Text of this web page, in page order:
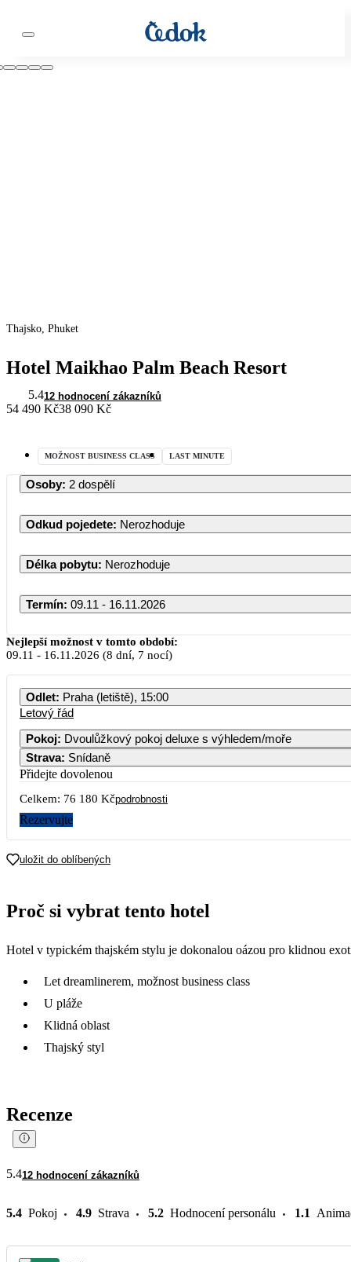
Thajsko, Phuket
Hotel Maikhao Palm Beach Resort
5.412 hodnocení zákazníků
54 490 Kč38 090 Kč
MOŽNOST BUSINESS CLASS LAST MINUTE
Osoby: 2 dospělí
Odkud pojedete: Nerozhoduje
Délka pobytu: Nerozhoduje
Termín: 09.11 - 16.11.2026
Listopad 2026
PO ÚT ST ČT PÁ SO
16 17 18 19 20 21
30
Nejlepší možnost v tomto období:
09.11 - 16.11.2026 (8 dní, 7 nocí)
Odlet: Praha (letiště), 15:00
Letový řád
Pokoj: Dvoulůžkový pokoj deluxe s výhledem/moře
Strava: Snídaně
Přidejte dovolenou
Celkem: 76 180 Kčpodrobnosti
Rezervujte
uložit do oblíbených
Proč si vybrat tento hotel
Hotel v typickém thajském stylu je dokonalou oázou pro klidnou
Let dreamlinerem, možnost business class
U pláže
Klidná oblast
Thajský styl
Recenze
5.412 hodnocení zákazníků
5.4 Pokoj 4.9 Strava 5.2 Hodnocení personálu 1.1